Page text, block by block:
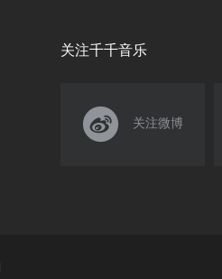
关注千千音乐
 关注微博